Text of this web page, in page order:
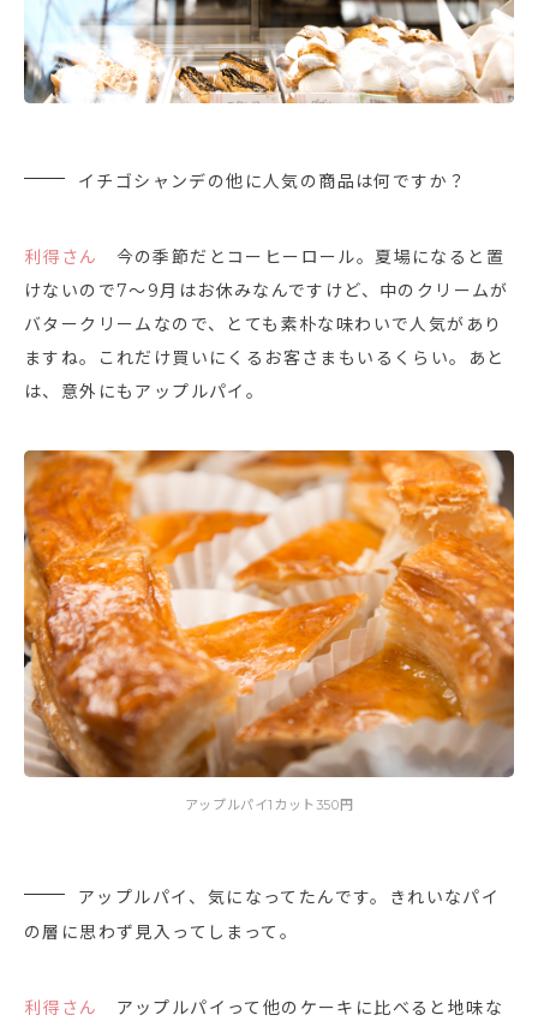
イチゴシャンデの他に人気の商品は何ですか？
利得さん
今の季節だとコーヒーロール。夏場になると置
けないので7～9月はお休みなんですけど、中のクリームが
バタークリームなので、とても素朴な味わいで人気があり
ますね。これだけ買いにくるお客さまもいるくらい。あと
は、意外にもアップルパイ。
アップルパイ1カット350円
アップルパイ、気になってたんです。きれいなパイ
の層に思わず見入ってしまって。
利得さん
アップルパイって他のケーキに比べると地味な